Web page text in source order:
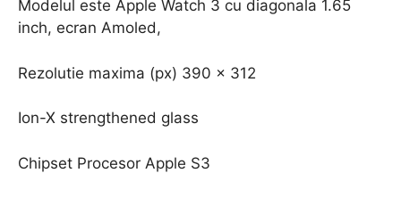
Modelul este Apple Watch 3 cu diagonala 1.65
inch, ecran Amoled,
Rezolutie maxima (px) 390 x 312
Ion-X strengthened glass
Chipset Procesor Apple S3